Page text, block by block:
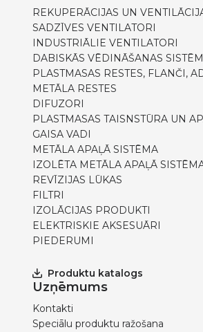
REKUPERĀCIJAS UN
SADZĪVES VENTILATORI
INDUSTRIĀLIE VENTILATORI
DABISKĀS VĒDINĀŠANAS
PLASTMASAS RESTES, FLANČI,
METĀLA RESTES
DIFUZORI
PLASTMASAS TAISNSTŪRA UN
GAISA VADI
METĀLA APAĻĀ SISTĒMA
IZOLĒTA METĀLA APAĻĀ
REVĪZIJAS LŪKAS
FILTRI
IZOLĀCIJAS PRODUKTI
ELEKTRISKIE AKSESUĀRI
PIEDERUMI
Produktu katalogs
Uzņēmums
Kontakti
Speciālu produktu ražošana